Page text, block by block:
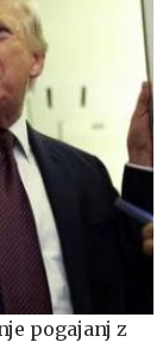
pogajanj z